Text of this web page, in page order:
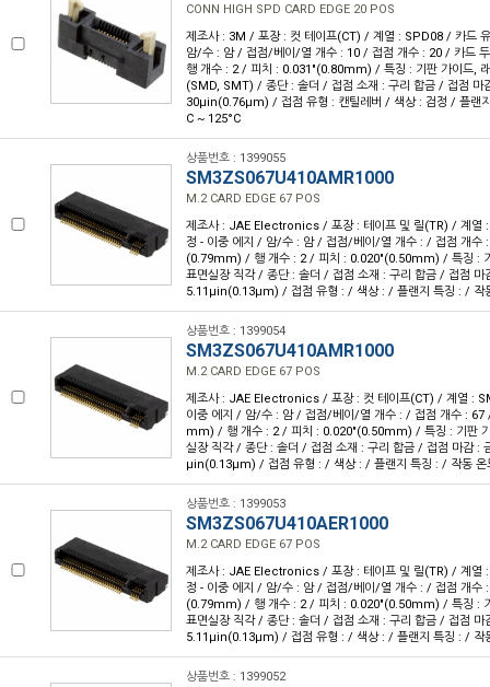
CONN HIGH SPD CARD EDGE 20 POS
제조사 : 3M / 포장 : 컷 테이프(CT) / 계열 : SPD08 / 카드
암/수 : 암 / 접점/베이/열 개수 : 10 / 접점 개수 : 20 / 카드
행 개수 : 2 / 피치 : 0.031"(0.80mm) / 특징 : 기판 가이드,
(SMD, SMT) / 종단 : 솔더 / 접점 소재 : 구리 합금 / 접점 마
30µin(0.76µm) / 접점 유형 : 캔틸레버 / 색상 : 검정 / 플랜
C ~ 125°C
상품번호 : 1399055
SM3ZS067U410AMR1000
M.2 CARD EDGE 67 POS
제조사 : JAE Electronics / 포장 : 테이프 및 릴(TR) / 계열
정 - 이중 에지 / 암/수 : 암 / 접점/베이/열 개수 : / 접점 개수
(0.79mm) / 행 개수 : 2 / 피치 : 0.020"(0.50mm) / 특징 :
표면실장 직각 / 종단 : 솔더 / 접점 소재 : 구리 합금 / 접점 마
5.11µin(0.13µm) / 접점 유형 : / 색상 : / 플랜지 특징 : / 작
상품번호 : 1399054
SM3ZS067U410AMR1000
M.2 CARD EDGE 67 POS
제조사 : JAE Electronics / 포장 : 컷 테이프(CT) / 계열 :
이중 에지 / 암/수 : 암 / 접점/베이/열 개수 : / 접점 개수 :
mm) / 행 개수 : 2 / 피치 : 0.020"(0.50mm) / 특징 : 기판
실장 직각 / 종단 : 솔더 / 접점 소재 : 구리 합금 / 접점 마감 :
µin(0.13µm) / 접점 유형 : / 색상 : / 플랜지 특징 : / 작동 온
상품번호 : 1399053
SM3ZS067U410AER1000
M.2 CARD EDGE 67 POS
제조사 : JAE Electronics / 포장 : 테이프 및 릴(TR) / 계열
정 - 이중 에지 / 암/수 : 암 / 접점/베이/열 개수 : / 접점 개수
(0.79mm) / 행 개수 : 2 / 피치 : 0.020"(0.50mm) / 특징 :
표면실장 직각 / 종단 : 솔더 / 접점 소재 : 구리 합금 / 접점 마
5.11µin(0.13µm) / 접점 유형 : / 색상 : / 플랜지 특징 : / 작
상품번호 : 1399052